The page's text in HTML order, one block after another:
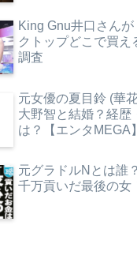
King Gnu井口さん
クトップどこで買え
調査
元女優の夏目鈴 (華
大野智と結婚？経歴
は？【エンタMEGA】
元グラドルNとは誰
千万貢いだ最後の女